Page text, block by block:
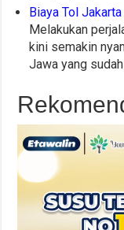
Biaya Tol
Melakukan
kini semakin
Jawa yang